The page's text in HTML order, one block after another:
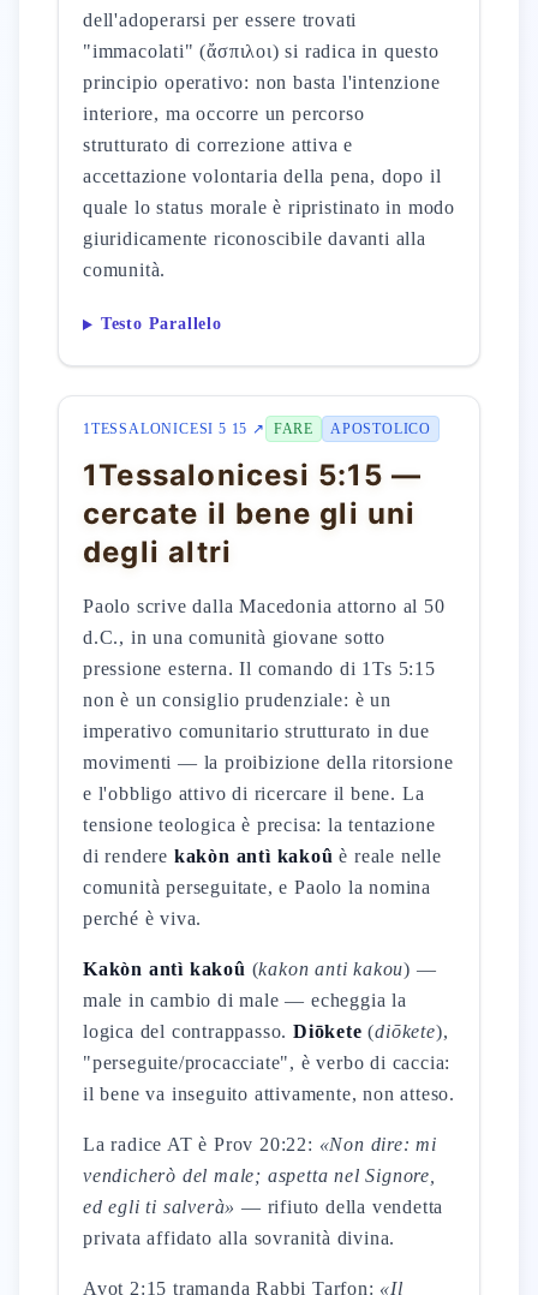
dell'adoperarsi per essere trovati
"immacolati" (ἄσπιλοι) si radica in questo
principio operativo: non basta l'intenzione
interiore, ma occorre un percorso
strutturato di correzione attiva e
accettazione volontaria della pena, dopo il
quale lo status morale è ripristinato in modo
giuridicamente riconoscibile davanti alla
comunità.
Testo Parallelo
1TESSALONICESI 5 15 ↗ FARE APOSTOLICO
1Tessalonicesi 5:15 —
cercate il bene gli uni
degli altri
Paolo scrive dalla Macedonia attorno al 50
d.C., in una comunità giovane sotto
pressione esterna. Il comando di 1Ts 5:15
non è un consiglio prudenziale: è un
imperativo comunitario strutturato in due
movimenti — la proibizione della ritorsione
e l'obbligo attivo di ricercare il bene. La
tensione teologica è precisa: la tentazione
di rendere kakòn antì kakoû è reale nelle
comunità perseguitate, e Paolo la nomina
perché è viva.
Kakòn antì kakoû (kakon anti kakou) —
male in cambio di male — echeggia la
logica del contrappasso.Diōkete (diōkete),
"perseguite/procacciate", è verbo di caccia:
il bene va inseguito attivamente, non atteso.
La radice AT è Prov 20:22: «Non dire: mi
vendicherò del male; aspetta nel Signore,
ed egli ti salverà» — rifiuto della vendetta
privata affidato alla sovranità divina.
Avot 2:15 tramanda Rabbi Tarfon: «Il